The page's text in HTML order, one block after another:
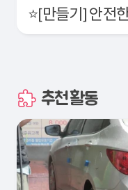
⭐[만들기] 안전
추천활동